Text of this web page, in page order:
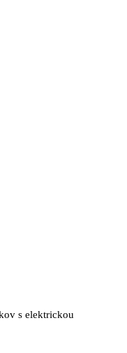
s elektrickou